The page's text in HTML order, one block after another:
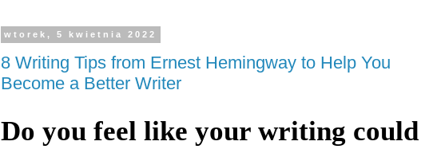
wtorek, 5 kwietnia 2022
8 Writing Tips from Ernest Hemingway to Help You
Become a Better Writer
Do you feel like your writing could